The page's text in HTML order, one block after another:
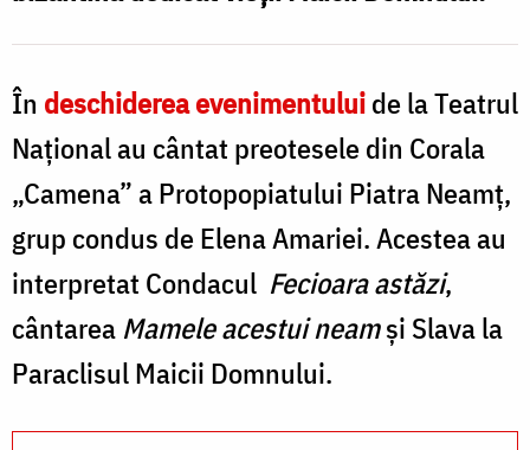
În deschiderea evenimentuluide la Teatrul
Național au cântat preotesele din Corala
„Camena” a Protopopiatului Piatra Neamț,
grup condus de Elena Amariei. Acestea au
interpretat Condacul Fecioara astăzi,
cântarea Mamele acestui neamși Slava la
Paraclisul Maicii Domnului.